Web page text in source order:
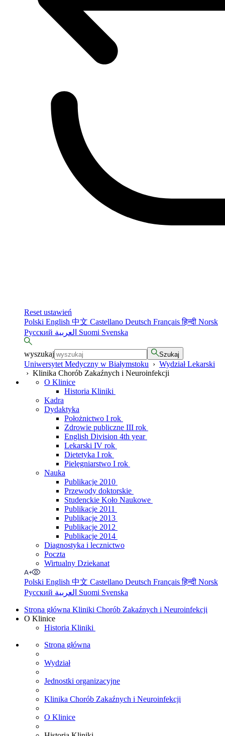
Reset ustawień
Polski English 中文 Castellano Deutsch Françaisहिन्दी Norsk
Русский
Suomi Svenska
wyszukaj Szukaj
Uniwersytet Medyczny w Białymstoku › Wydział Lekarski
› Klinika Chorób Zakaźnych i Neuroinfekcji
O Klinice
Historia Kliniki
Kadra
Dydaktyka
Położnictwo I rok
Zdrowie publiczne III rok
English Division 4th year
Lekarski IV rok
Dietetyka I rok
Pielęgniarstwo I rok
Nauka
Publikacje 2010
Przewody doktorskie
Studenckie Koło Naukowe
Publikacje 2011
Publikacje 2013
Publikacje 2012
Publikacje 2014
Diagnostyka i lecznictwo
Poczta
Wirtualny Dziekanat
Polski English 中文 Castellano Deutsch Françaisहिन्दी Norsk
Русский
Suomi Svenska
Strona główna Kliniki Chorób Zakaźnych i Neuroinfekcji
O Klinice
Historia Kliniki
Strona główna
Wydział
Jednostki organizacyjne
Klinika Chorób Zakaźnych i Neuroinfekcji
O Klinice